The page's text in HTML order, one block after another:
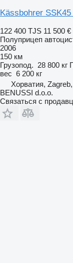
Kässbohrer
122 400 TJS 11 500 €
Полуприцеп
2006
150 км
Грузопод. 28 800 кг
вес 6 200 кг
Хорватия,
BENUSSI d.o.o.
Связаться с